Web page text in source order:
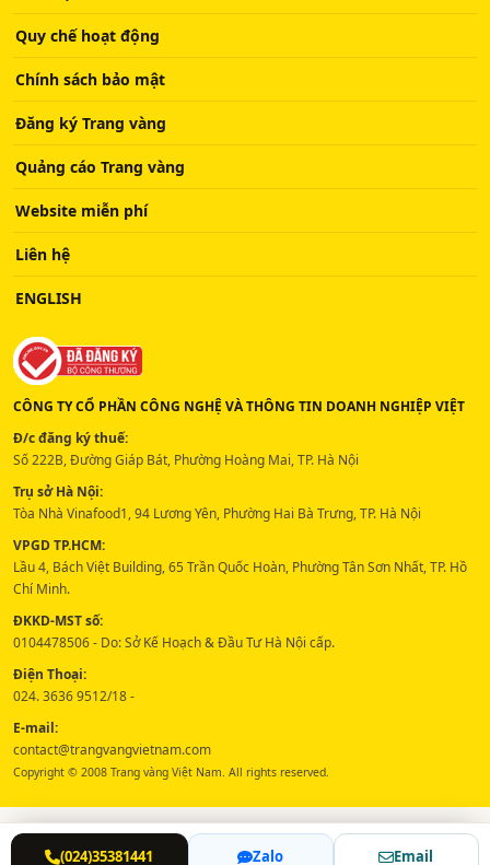
(024)35381441 Zalo Email
Quy chế hoạt động
Chính sách bảo mật
Đăng ký Trang vàng
Quảng cáo Trang vàng
Website miễn phí
Liên hệ
ENGLISH
CÔNG TY CỔ PHẦN CÔNG NGHỆ VÀ THÔNG TIN DOANH NGHIỆP VIỆT
Đ/c đăng ký thuế:
Số 222B, Đường Giáp Bát, Phường Hoàng Mai, TP. Hà Nội
Trụ sở Hà Nội:
Tòa Nhà Vinafood1, 94 Lương Yên, Phường Hai Bà Trưng, TP. Hà Nội
VPGD TP.HCM:
Lầu 4, Bách Việt Building, 65 Trần Quốc Hoàn, Phường Tân Sơn Nhất, TP. Hồ
Chí Minh.
ĐKKD-MST số:
0104478506 - Do: Sở Kế Hoạch & Đầu Tư Hà Nội cấp.
Điện Thoại:
024. 3636 9512/18 -
E-mail:
contact@trangvangvietnam.com
Copyright © 2008 Trang vàng Việt Nam. All rights reserved.